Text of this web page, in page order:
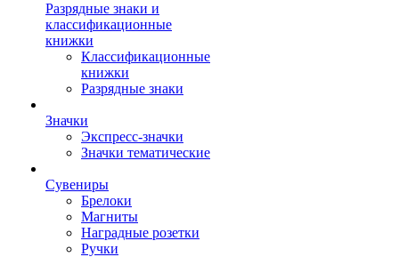
Разрядные знаки и
классификационные
книжки
Классификационные
книжки
Разрядные знаки
Значки
Экспресс-значки
Значки тематические
Сувениры
Брелоки
Магниты
Наградные розетки
Ручки